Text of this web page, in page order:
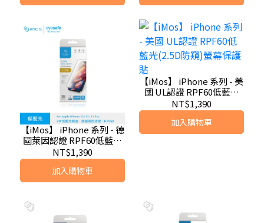
【iMos】 iPhone 系列 - 德
國萊因認證 RPF60低藍光
(霧面)螢幕保護貼
NT$1,390
加入購物車
【iMos】 iPhone 系列 - 美
國 UL認證 RPF60低藍光
(2.5D防窺)螢幕保護貼
NT$1,390
加入購物車